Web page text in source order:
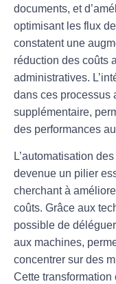
documents, et
optimisant les flux
constatent une
réduction des coûts
administratives. L’
dans ces processus
supplémentaire,
des performances
L’automatisation
devenue un pilier
cherchant à
coûts. Grâce aux
possible de
aux machines,
concentrer sur des
Cette